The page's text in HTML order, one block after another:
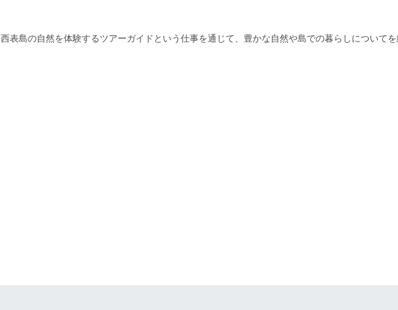
西表島の自然を体験するツアーガイドという仕事を通じて、豊かな自然や島での暮らしについてを